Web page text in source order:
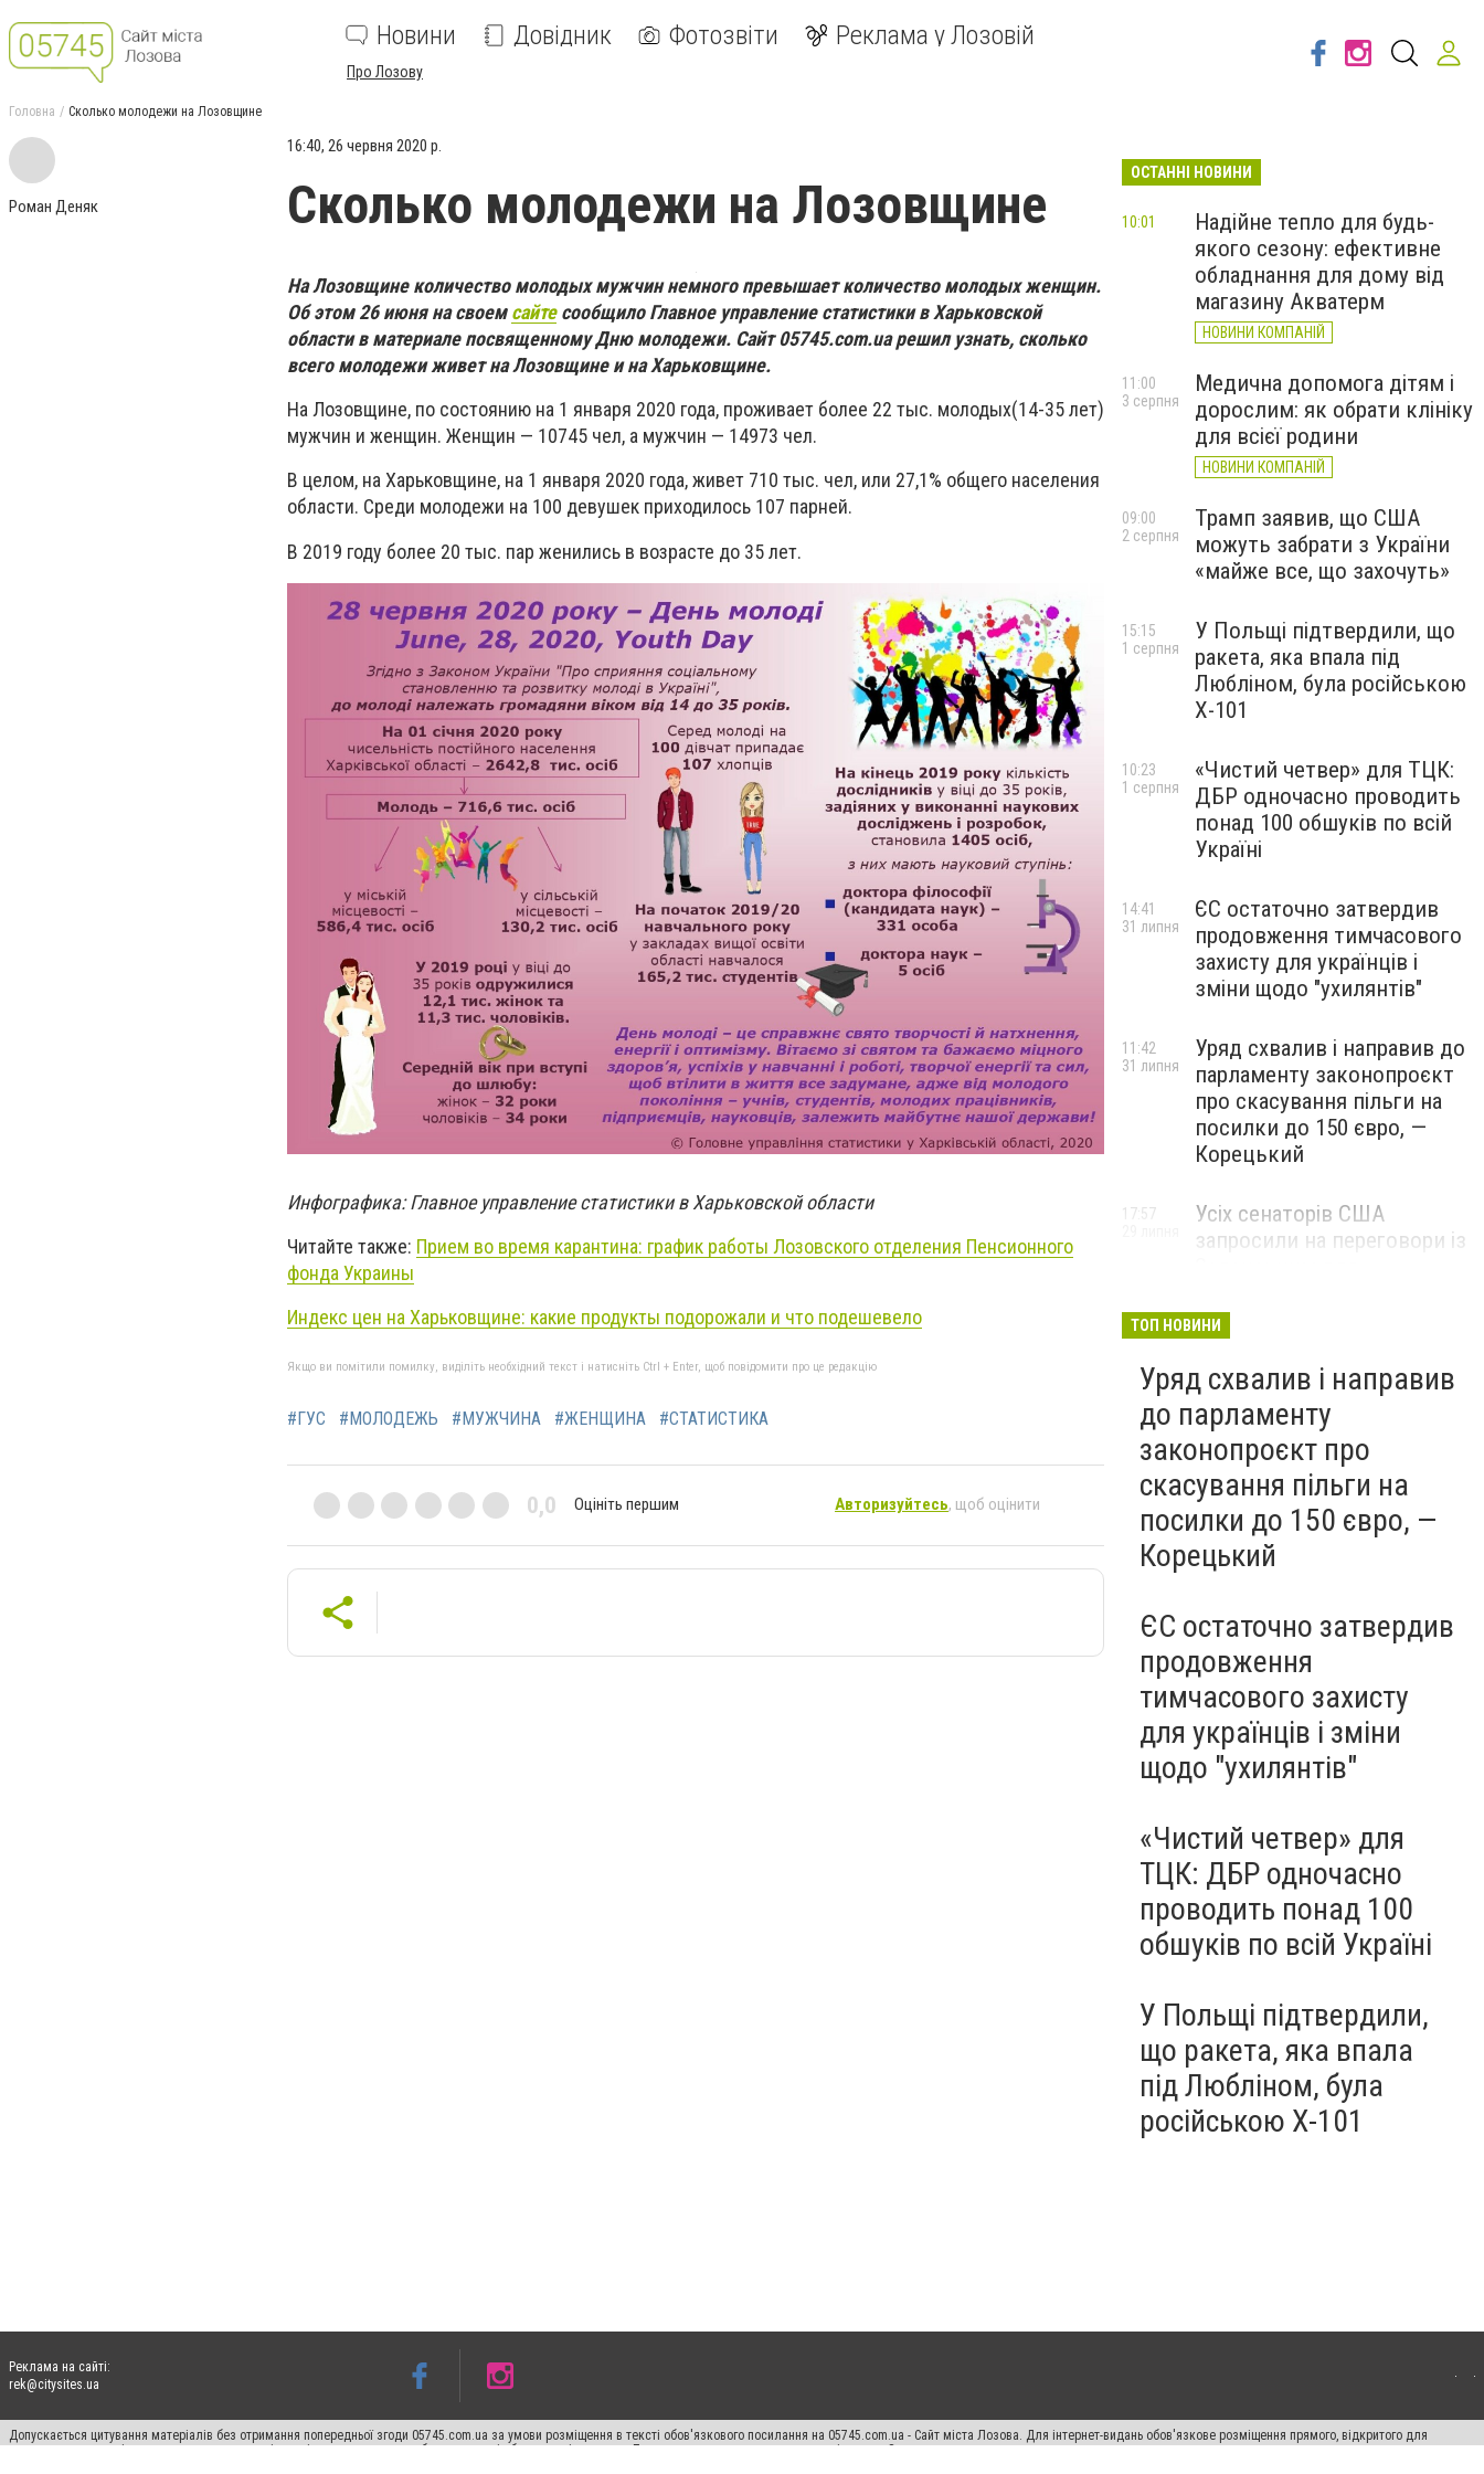
Новини Довідник Фотозвіти Реклама у Лозовій
Про Лозову
Головна Сколько молодежи на Лозовщине
Роман Деняк
16:40, 26 червня 2020 р.
Сколько молодежи на Лозовщине
На Лозовщине количество молодых мужчин немного превышает количество молодых женщин.
Об этом 26 июня на своемсайтесообщило Главное управление статистики в Харьковской
области в материале посвященному Дню молодежи. Сайт 05745.com.uaрешил узнать, сколько
всего молодежи живет на Лозовщине и на Харьковщине.
На Лозовщине, по состоянию на 1 января 2020 года, проживает более 22 тыс. молодых(14-35 лет)
мужчин и женщин. Женщин — 10745 чел, а мужчин — 14973 чел.
В целом, на Харьковщине, на 1 января 2020 года, живет 710 тыс. чел, или 27,1% общего населения
области. Среди молодежи на 100 девушек приходилось 107 парней.
В 2019 году более 20 тыс. пар женились в возрасте до 35 лет.
Инфографика: Главное управление статистики в Харьковской области
Читайте также: Прием во время карантина: график работы Лозовского отделения Пенсионного
фонда Украины
Индекс цен на Харьковщине: какие продукты подорожали и что подешевело
Якщо ви помітили помилку, виділіть необхідний текст і натисніть Ctrl + Enter, щоб повідомити про це редакцію
#ГУС #МОЛОДЕЖЬ #МУЖЧИНА #ЖЕНЩИНА #СТАТИСТИКА
0,0 Оцініть першим Авторизуйтесь, щоб оцінити
ОСТАННІ НОВИНИ
Надійне тепло для будь-
якого сезону: ефективне
обладнання для дому від
магазину Акватерм
НОВИНИ КОМПАНІЙ
10:01
Медична допомога дітям і
дорослим: як обрати клініку
для всієї родини
НОВИНИ КОМПАНІЙ
11:00
3 серпня
Трамп заявив, що США
можуть забрати з України
«майже все, що захочуть»
09:00
2 серпня
У Польщі підтвердили, що
ракета, яка впала під
Любліном, була російською
Х-101
15:15
1 серпня
«Чистий четвер» для ТЦК:
ДБР одночасно проводить
понад 100 обшуків по всій
Україні
10:23
1 серпня
ЄС остаточно затвердив
продовження тимчасового
захисту для українців і
зміни щодо "ухилянтів"
14:41
31 липня
Уряд схвалив і направив до
парламенту законопроєкт
про скасування пільги на
посилки до 150 євро, —
Корецький
11:42
31 липня
Усіх сенаторів США
запросили на переговори із
Росії, – The Hill
17:57
ТОП НОВИНИ
Уряд схвалив і направив
до парламенту
законопроєкт про
скасування пільги на
посилки до 150 євро, —
Корецький
ЄС остаточно затвердив
продовження
тимчасового захисту
для українців і зміни
щодо "ухилянтів"
«Чистий четвер» для
ТЦК: ДБР одночасно
проводить понад 100
обшуків по всій Україні
У Польщі підтвердили,
що ракета, яка впала
під Любліном, була
російською Х-101
Реклама на сайті:
rek@citysites.ua
Допускається цитування матеріалів без отримання попередньої згоди 05745.com.ua за умови розміщення в тексті обов'язкового посилання на 05745.com.ua - Сайт міста Лозова. Для інтернет-видань обов'язкове розміщення прямого, відкритого для
пошукових систем гіперпосилання на цитовані статті не нижче другого абзацу в тексті або в якості джерела. Порушення виняткових прав переслідується Законом.